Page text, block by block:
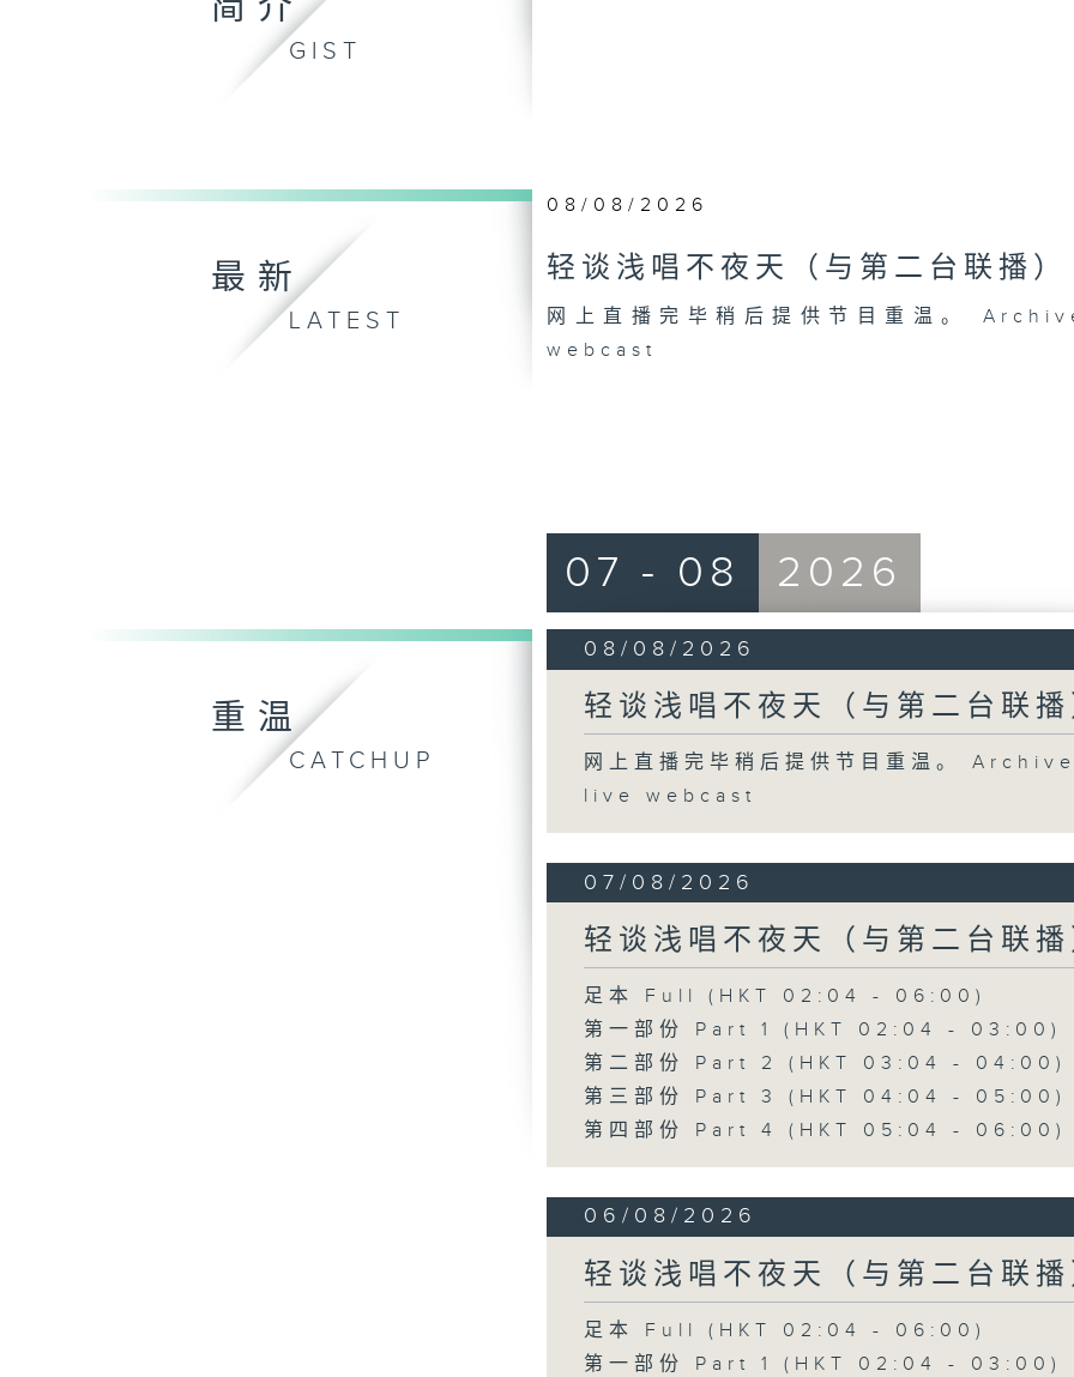
简介
GIST
最新
LATEST
08/08/2026
轻谈浅唱不夜天（与第二台联播）
网上直播完毕稍后提供节目重温。
webcast
重温
CATCHUP
07 - 08 2026
08/08/2026
轻谈浅唱不夜天（与第二台联
网上直播完毕稍后提供节目重温。
live webcast
07/08/2026
轻谈浅唱不夜天（与第二台联
足本 Full (HKT 02:04 - 06:00)
第一部份 Part 1 (HKT 02:04 - 03:00)
第二部份 Part 2 (HKT 03:04 - 04:00)
第三部份 Part 3 (HKT 04:04 - 05:00)
第四部份 Part 4 (HKT 05:04 - 06:00)
06/08/2026
轻谈浅唱不夜天（与第二台联
足本 Full (HKT 02:04 - 06:00)
第一部份 Part 1 (HKT 02:04 - 03:00)